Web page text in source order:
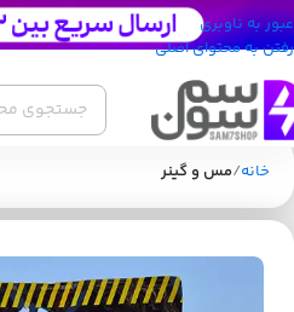
عبور به ناوبری
رفتن به محتوای اصلی
خانه مس و گینر